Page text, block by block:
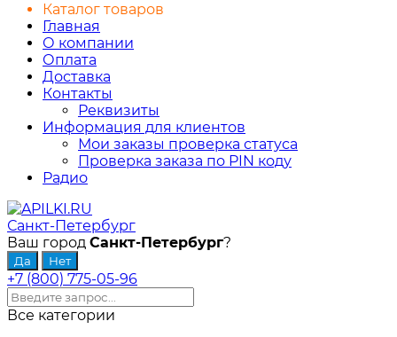
Каталог товаров
Главная
О компании
Оплата
Доставка
Контакты
Реквизиты
Информация для клиентов
Мои заказы проверка статуса
Проверка заказа по PIN коду
Радио
Санкт-Петербург
Ваш город Санкт-Петербург?
+7 (800) 775-05-96
Все категории